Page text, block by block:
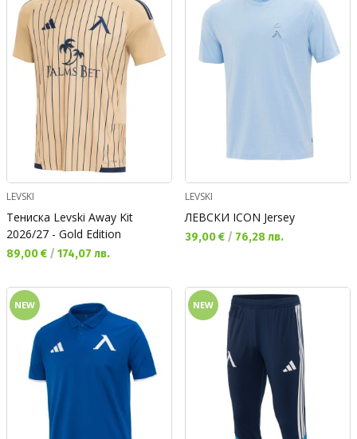
LEVSKI
Тениска Levski Away Kit
2026/27 - Gold Edition
Текуща цена:
89,00 € / 174,07 лв.
LEVSKI
ЛЕВСКИ ICON Jersey
Текуща цена:
39,00 € / 76,28 лв.
NEW NEW